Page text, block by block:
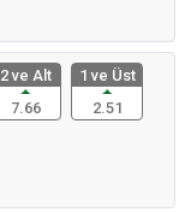
2 ve Alt
7.66
1 ve Üst
2.51